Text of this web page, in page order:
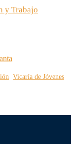
y Trabajo
Vicaría de Jóvenes